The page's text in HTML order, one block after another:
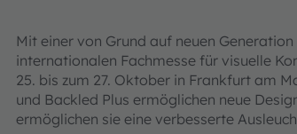
Mit einer von Grund auf neuen
internationalen Fachmesse für visuelle
25. bis zum 27. Oktober in Frankfurt am
und Backled Plus ermöglichen neue
ermöglichen sie eine verbesserte